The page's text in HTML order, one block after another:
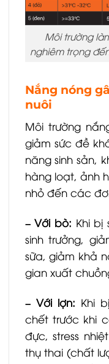
Môi trường
nghiêm trọng
Nắng nóng
nuôi
Môi trường
giảm sức đề
năng sinh sản,
hàng loạt, ảnh
nhỏ đến các
– Với bò: Khi bị
sinh trưởng,
sữa, giảm khả
gian xuất
– Với lợn: Khi
chết trước khi
đực, stress
thụ thai (chất